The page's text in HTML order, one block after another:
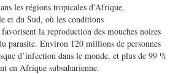
les régions tropicales d’Afrique,
et du Sud, où les conditions
la reproduction des mouches noires
parasite. Environ 120 millions de personnes
d’infection dans le monde, et plus de 99 %
en Afrique subsaharienne.